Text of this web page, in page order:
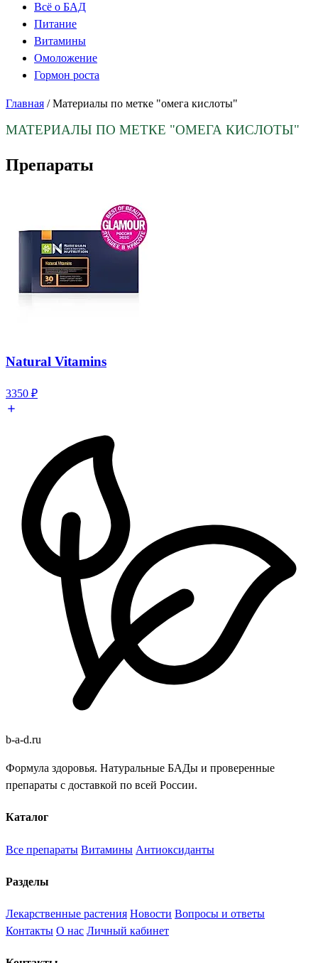
Всё о БАД
Питание
Витамины
Омоложение
Гормон роста
Главная / Материалы по метке "омега кислоты"
МАТЕРИАЛЫ ПО МЕТКЕ "ОМЕГА КИСЛОТЫ"
Препараты
Natural Vitamins
3350 ₽
b-a-d.ru
Формула здоровья. Натуральные БАДы и проверенные
препараты с доставкой по всей России.
Каталог
Все препараты Витамины Антиоксиданты
Разделы
Лекарственные растения Новости Вопросы и ответы
Контакты О нас Личный кабинет